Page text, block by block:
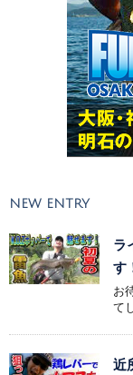
NEW ENTRY
ラ
す
お
て
近